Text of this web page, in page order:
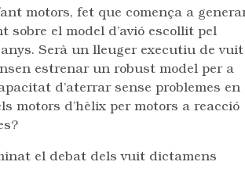
motors, fet que comença a
sobre el model d’avió escollit pel
Serà un lleuger executiu de vuit
estrenar un robust model per a
d’aterrar sense problemes en
motors d’hèlix per motors a reacció
el debat dels vuit dictamens